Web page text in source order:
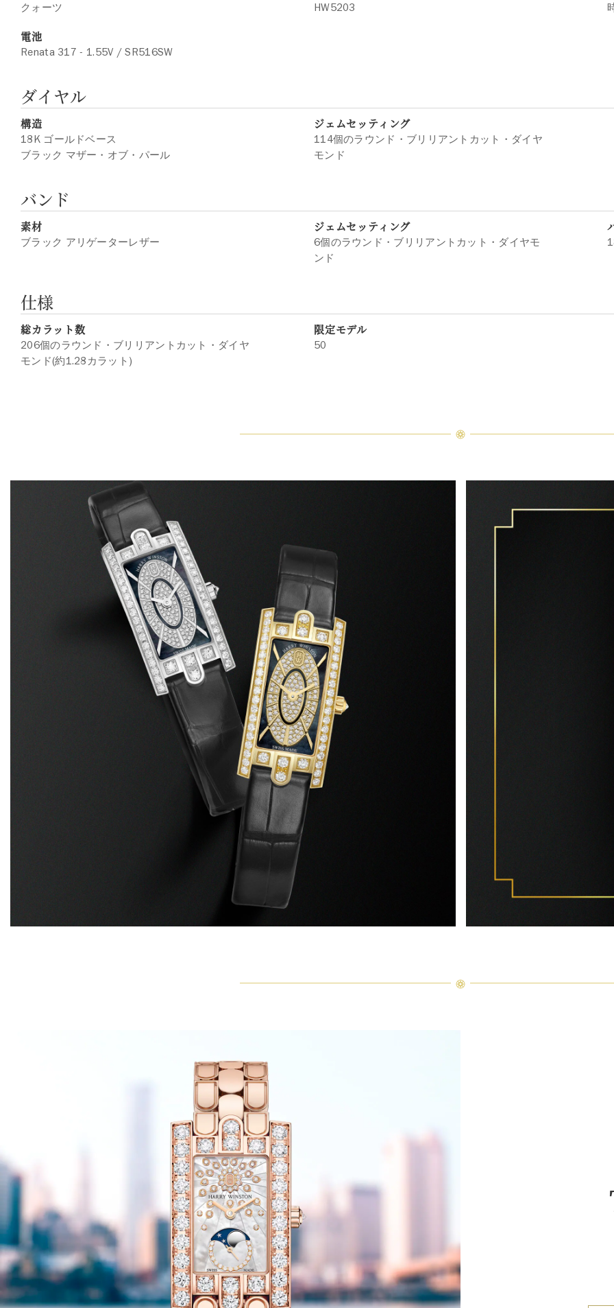
クォーツ HW5203
電池
Renata 317 - 1.55V / SR516SW
ダイヤル
構造
18K ゴールドベース
ブラック マザー・オブ・パール
ジェムセッティング
114個のラウンド・ブリリアントカット・ダイヤ
モンド
バンド
素材
ブラック アリゲーターレザー
ジェムセッティング
6個のラウンド・ブリリアントカット・ダイヤモ
ンド
仕様
総カラット数
206個のラウンド・ブリリアントカット・ダイヤ
モンド(約1.28カラット)
限定モデル
50